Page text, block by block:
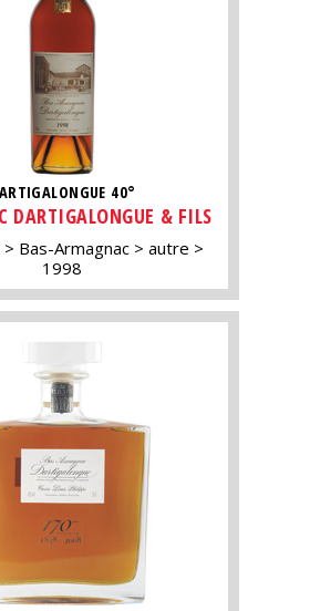
40°
DARTIGALONGUE & FILS
Bas-Armagnac
autre
1998